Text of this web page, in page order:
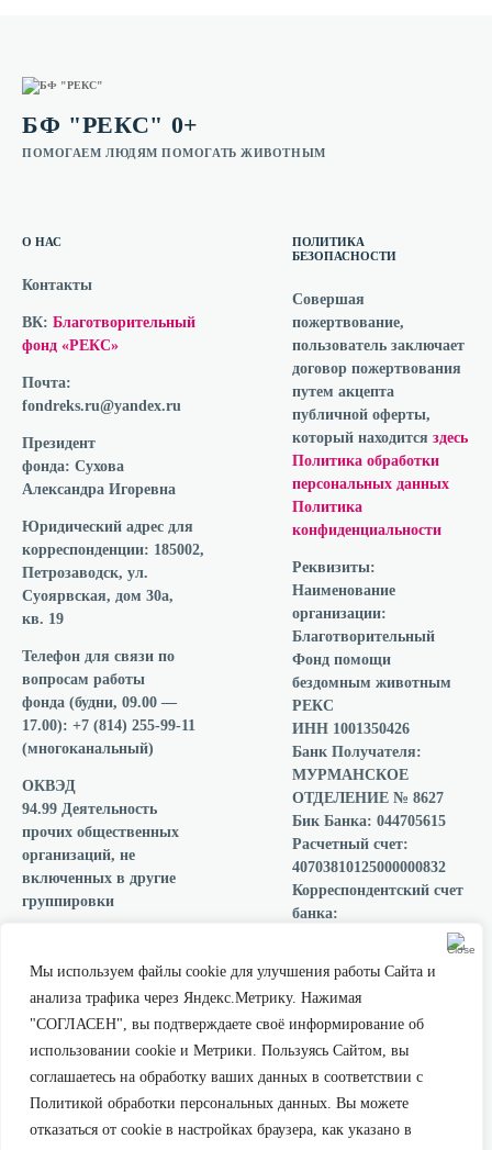
Мы используем файлы cookie для улучшения работы Сайта и
анализа трафика через Яндекс.Метрику. Нажимая
"СОГЛАСЕН", вы подтверждаете своё информирование об
использовании cookie и Метрики. Пользуясь Сайтом, вы
соглашаетесь на обработку ваших данных в соответствии с
Политикой обработки персональных данных. Вы можете
отказаться от cookie в настройках браузера, как указано в
БФ "РЕКС" 0+
ПОМОГАЕМ ЛЮДЯМ ПОМОГАТЬ ЖИВОТНЫМ
О НАС
Контакты
ВК: Благотворительный
фонд «РЕКС»
Почта:
fondreks.ru@yandex.ru
Президент
фонда: Сухова
Александра Игоревна
Юридический адрес для
корреспонденции: 185002,
Петрозаводск, ул.
Суоярвская, дом 30а,
кв. 19
Телефон для связи по
вопросам работы
фонда (будни, 09.00 —
17.00): +7 (814) 255-99-11
(многоканальный)
ОКВЭД
94.99 Деятельность
прочих общественных
организаций, не
включенных в другие
группировки
прозрачности
Благотворительного
собрания «Все вместе»
Мы есть в каталоге
проверенных фондов на
площадке ВК Добро
ПОЛИТИКА
БЕЗОПАСНОСТИ
Совершая
пожертвование,
пользователь заключает
договор пожертвования
путем акцепта
публичной оферты,
который находитсяздесь
Политика обработки
персональных данных
Политика
конфиденциальности
Реквизиты:
Наименование
организации:
Благотворительный
Фонд помощи
бездомным животным
РЕКС
ИНН 1001350426
Банк Получателя:
МУРМАНСКОЕ
ОТДЕЛЕНИЕ № 8627
Бик Банка: 044705615
Расчетный счет:
40703810125000000832
Корреспондентский счет
банка: